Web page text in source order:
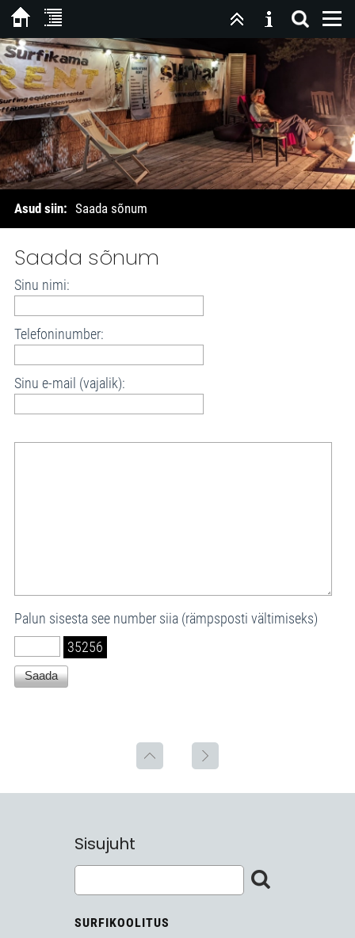
Asud siin: Saada sõnum
Saada sõnum
Sinu nimi:
Telefoninumber:
Sinu e-mail (vajalik):
Palun sisesta see number siia (rämpsposti vältimiseks)
35256
Sisujuht
SURFIKOOLITUS